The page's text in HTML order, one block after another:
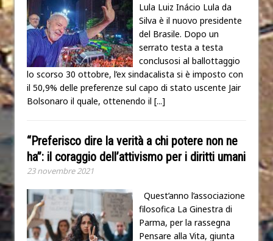
Lula Luiz Inácio Lula da
Silva è il nuovo presidente
del Brasile. Dopo un
serrato testa a testa
conclusosi al ballottaggio
lo scorso 30 ottobre, l’ex sindacalista si è imposto con
il 50,9% delle preferenze sul capo di stato uscente Jair
Bolsonaro il quale, ottenendo il [...]
“Preferisco dire la verità a chi potere non ne
ha”: il coraggio dell’attivismo per i diritti umani
23 novembre 2021
Quest’anno l’associazione
filosofica La Ginestra di
Parma, per la rassegna
Pensare alla Vita, giunta